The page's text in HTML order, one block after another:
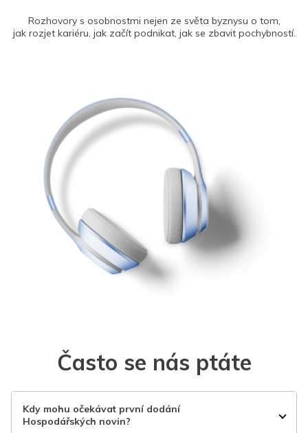
Rozhovory s osobnostmi nejen ze světa byznysu o tom,
jak rozjet kariéru, jak začít podnikat, jak se zbavit pochybností.
Často se nás ptáte
Kdy mohu očekávat první dodání
Hospodářských novin?